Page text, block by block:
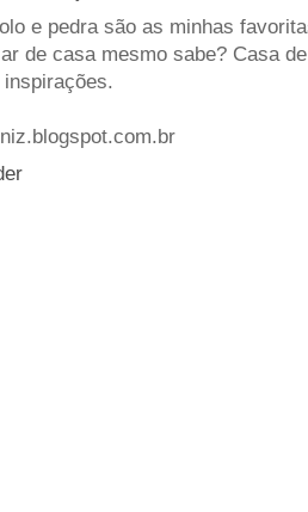
e pedra são as minhas
de casa mesmo sabe? Casa